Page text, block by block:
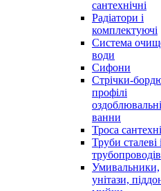
сантехнічні
Радіатори і
комплектуючі
Система
води
Сифони
Стрічки-
профілі
ванни
Троса
Труби сталеві
трубопроводів
Умивальники,
унітази,